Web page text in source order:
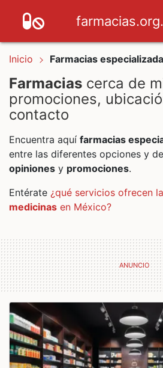
Inicio Farmacias
Farmacias cerca de
promociones,
contacto
Encuentra aquí farmacias
entre las diferentes opciones y
opiniones y promociones.
Entérate ¿qué servicios ofrecen
medicinas en México?